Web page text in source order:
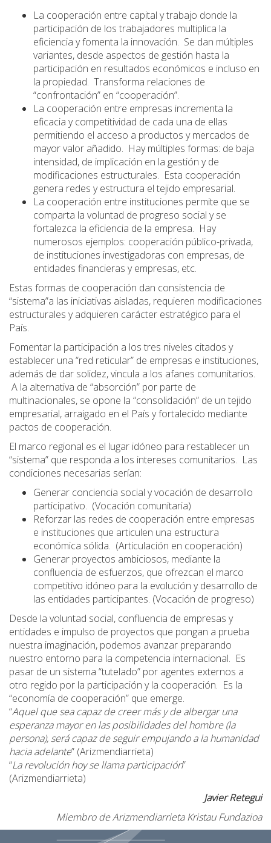
La cooperación entre capital y trabajo donde la
participación de los trabajadores multiplica la
eficiencia y fomenta la innovación. Se dan múltiples
variantes, desde aspectos de gestión hasta la
participación en resultados económicos e incluso en
la propiedad. Transforma relaciones de
“confrontación” en “cooperación”.
La cooperación entre empresas incrementa la
eficacia y competitividad de cada una de ellas
permitiendo el acceso a productos y mercados de
mayor valor añadido. Hay múltiples formas: de baja
intensidad, de implicación en la gestión y de
modificaciones estructurales. Esta cooperación
genera redes y estructura el tejido empresarial.
La cooperación entre instituciones permite que se
comparta la voluntad de progreso social y se
fortalezca la eficiencia de la empresa. Hay
numerosos ejemplos: cooperación público-privada,
de instituciones investigadoras con empresas, de
entidades financieras y empresas, etc.
Estas formas de cooperación dan consistencia de
“sistema”a las iniciativas aisladas, requieren modificaciones
estructurales y adquieren carácter estratégico para el
País.
Fomentar la participación a los tres niveles citados y
establecer una “red reticular” de empresas e instituciones,
además de dar solidez, vincula a los afanes comunitarios.
A la alternativa de “absorción” por parte de
multinacionales, se opone la “consolidación” de un tejido
empresarial, arraigado en el País y fortalecido mediante
pactos de cooperación.
El marco regional es el lugar idóneo para restablecer un
“sistema” que responda a los intereses comunitarios. Las
condiciones necesarias serían:
Generar conciencia social y vocación de desarrollo
participativo. (Vocación comunitaria)
Reforzar las redes de cooperación entre empresas
e instituciones que articulen una estructura
económica sólida. (Articulación en cooperación)
Generar proyectos ambiciosos, mediante la
confluencia de esfuerzos, que ofrezcan el marco
competitivo idóneo para la evolución y desarrollo de
las entidades participantes. (Vocación de progreso)
Desde la voluntad social, confluencia de empresas y
entidades e impulso de proyectos que pongan a prueba
nuestra imaginación, podemos avanzar preparando
nuestro entorno para la competencia internacional. Es
pasar de un sistema “tutelado” por agentes externos a
otro regido por la participación y la cooperación. Es la
“economía de cooperación” que emerge.
“Aquel que sea capaz de creer más y de albergar una
esperanza mayor en las posibilidades del hombre (la
persona), será capaz de seguir empujando a la humanidad
hacia adelante” (Arizmendiarrieta)
“La revolución hoy se llama participación”
(Arizmendiarrieta)
Javier Retegui
Miembro de Arizmendiarrieta Kristau Fundazioa